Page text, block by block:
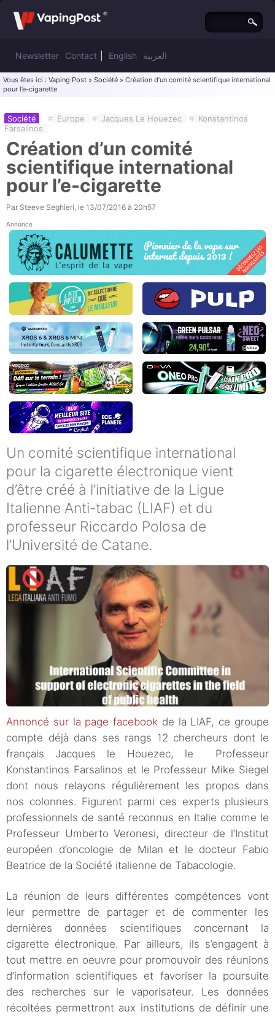
Newsletter Contact English العربية
Vous êtes ici : Vaping Post » Société » Création d’un comité scientifique international
pour l’e-cigarette
Société # Europe # Jacques Le Houezec # Konstantinos
Farsalinos
Création d’un comité
scientifique international
pour l’e-cigarette
Par Steeve Seghieri, le 13/07/2016 à 20h57
Annonce
Un comité scientifique international
pour la cigarette électronique vient
d’être créé à l’initiative de la Ligue
Italienne Anti-tabac (LIAF) et du
professeur Riccardo Polosa de
l’Université de Catane.
Annoncé sur la page facebook de la LIAF, ce groupe
compte déjà dans ses rangs 12 chercheurs dont le
français Jacques le Houezec, le Professeur
Konstantinos Farsalinos et le Professeur Mike Siegel
dont nous relayons régulièrement les propos dans
nos colonnes. Figurent parmi ces experts plusieurs
professionnels de santé reconnus en Italie comme le
Professeur Umberto Veronesi, directeur de l’Institut
européen d’oncologie de Milan et le docteur Fabio
Beatrice de la Société italienne de Tabacologie.
La réunion de leurs différentes compétences vont
leur permettre de partager et de commenter les
dernières données scientifiques concernant la
cigarette électronique. Par ailleurs, ils s’engagent à
tout mettre en oeuvre pour promouvoir des réunions
d’information scientifiques et favoriser la poursuite
des recherches sur le vaporisateur. Les données
récoltées permettront aux institutions de définir une